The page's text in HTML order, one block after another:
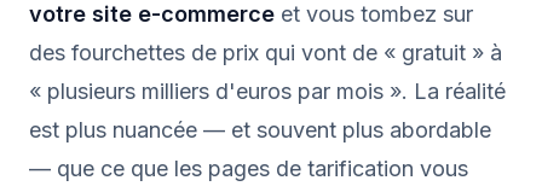
votre site e-commerce et vous tombez sur
des fourchettes de prix qui vont de « gratuit » à
« plusieurs milliers d'euros par mois ». La réalité
est plus nuancée — et souvent plus abordable
— que ce que les pages de tarification vous